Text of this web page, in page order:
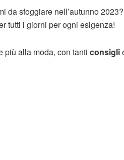
da sfoggiare nell’autunno
tutti i giorni per ogni esigenza!
più alla moda, con tanti consigli